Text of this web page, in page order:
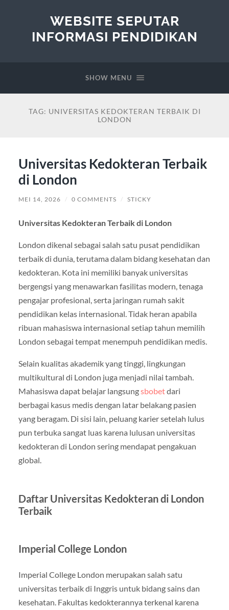
WEBSITE SEPUTAR
INFORMASI PENDIDIKAN
SHOW MENU
TAG: UNIVERSITAS KEDOKTERAN TERBAIK DI
LONDON
Universitas Kedokteran Terbaik
di London
MEI 14, 2026 / 0 COMMENTS / STICKY
Universitas Kedokteran Terbaik di London
London dikenal sebagai salah satu pusat pendidikan
terbaik di dunia, terutama dalam bidang kesehatan dan
kedokteran. Kota ini memiliki banyak universitas
bergengsi yang menawarkan fasilitas modern, tenaga
pengajar profesional, serta jaringan rumah sakit
pendidikan kelas internasional. Tidak heran apabila
ribuan mahasiswa internasional setiap tahun memilih
London sebagai tempat menempuh pendidikan medis.
Selain kualitas akademik yang tinggi, lingkungan
multikultural di London juga menjadi nilai tambah.
Mahasiswa dapat belajar langsungsbobetdari
berbagai kasus medis dengan latar belakang pasien
yang beragam. Di sisi lain, peluang karier setelah lulus
pun terbuka sangat luas karena lulusan universitas
kedokteran di London sering mendapat pengakuan
global.
Daftar Universitas Kedokteran di London
Terbaik
Imperial College London
Imperial College London merupakan salah satu
universitas terbaik di Inggris untuk bidang sains dan
kesehatan. Fakultas kedokterannya terkenal karena